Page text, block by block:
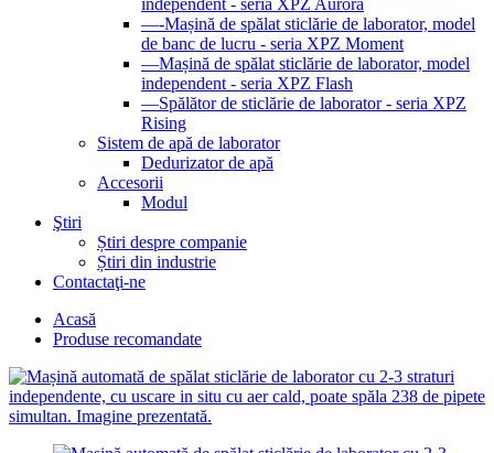
independent - seria XPZ Aurora
—-Mașină de spălat sticlărie de laborator, model
de banc de lucru - seria XPZ Moment
—Mașină de spălat sticlărie de laborator, model
independent - seria XPZ Flash
—Spălător de sticlărie de laborator - seria XPZ
Rising
Sistem de apă de laborator
Dedurizator de apă
Accesorii
Modul
Ştiri
Știri despre companie
Știri din industrie
Contactaţi-ne
Acasă
Produse recomandate